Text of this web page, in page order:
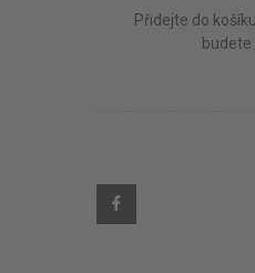
Přidejte do